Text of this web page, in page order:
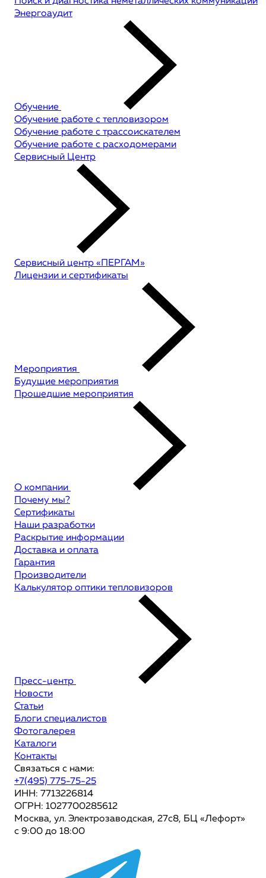
Энергоаудит
Обучение
Обучение работе с тепловизором
Обучение работе с трассоискателем
Обучение работе с расходомерами
Сервисный Центр
Сервисный центр «ПЕРГАМ»
Лицензии и сертификаты
Мероприятия
Будущие мероприятия
Прошедшие мероприятия
О компании
Почему мы?
Сертификаты
Наши разработки
Раскрытие информации
Доставка и оплата
Гарантия
Производители
Калькулятор оптики тепловизоров
Пресс-центр
Новости
Статьи
Блоги специалистов
Фотогалерея
Каталоги
Контакты
Связаться с нами:
+7(495) 775-75-25
ИНН: 7713226814
ОГРН: 1027700285612
Москва, ул. Электрозаводская, 27с8, БЦ «Лефорт»
с 9:00 до 18:00